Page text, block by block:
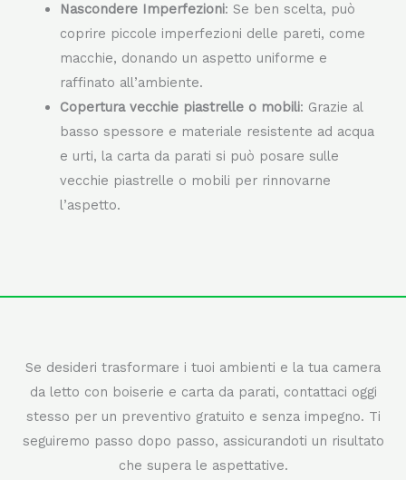
personalità.
Nascondere Imperfezioni: Se ben scelta, può
coprire piccole imperfezioni delle pareti, come
macchie, donando un aspetto uniforme e
raffinato all’ambiente.
Copertura vecchie piastrelle o mobili: Grazie al
basso spessore e materiale resistente ad acqua
e urti, la carta da parati si può posare sulle
vecchie piastrelle o mobili per rinnovarne
Se desideri trasformare i tuoi ambienti e la tua camera
da letto con boiserie e carta da parati, contattaci oggi
stesso per un preventivo gratuito e senza impegno. Ti
seguiremo passo dopo passo, assicurandoti un risultato